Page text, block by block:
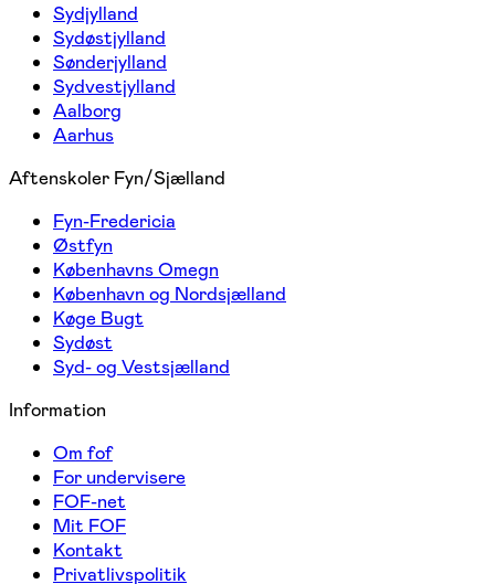
Sydjylland
Sydøstjylland
Sønderjylland
Sydvestjylland
Aalborg
Aarhus
Aftenskoler Fyn/Sjælland
Fyn-Fredericia
Østfyn
Københavns Omegn
København og Nordsjælland
Køge Bugt
Sydøst
Syd- og Vestsjælland
Information
Om fof
For undervisere
FOF-net
Mit FOF
Kontakt
Privatlivspolitik